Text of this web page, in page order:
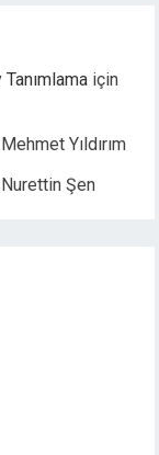
için
Mehmet Yıldırım
Nurettin Şen